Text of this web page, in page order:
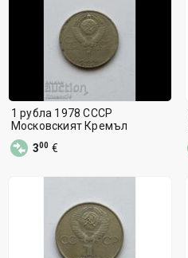
1 рубла 1978 СССР
Московският Кремъл
300 €